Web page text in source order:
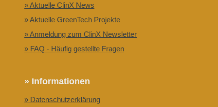
» Aktuelle ClinX News
» Aktuelle GreenTech Projekte
» Anmeldung zum ClinX Newsletter
» FAQ - Häufig gestellte Fragen
» Informationen
» Datenschutzerklärung